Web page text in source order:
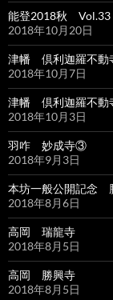
能登2018秋
2018年10月20日
津幡 倶利迦羅不
2018年10月7日
津幡 倶利迦羅不
2018年10月3日
羽咋 妙成寺③
2018年9月3日
本坊一般公開記念
2018年8月6日
高岡 瑞龍寺
2018年8月5日
高岡 勝興寺
2018年8月5日